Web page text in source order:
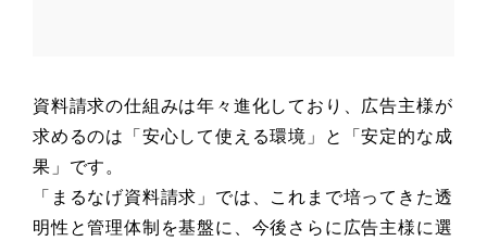
資料請求の仕組みは年々進化しており、広告主様が
求めるのは「安心して使える環境」と「安定的な成
果」です。
「まるなげ資料請求」では、これまで培ってきた透
明性と管理体制を基盤に、今後さらに広告主様に選